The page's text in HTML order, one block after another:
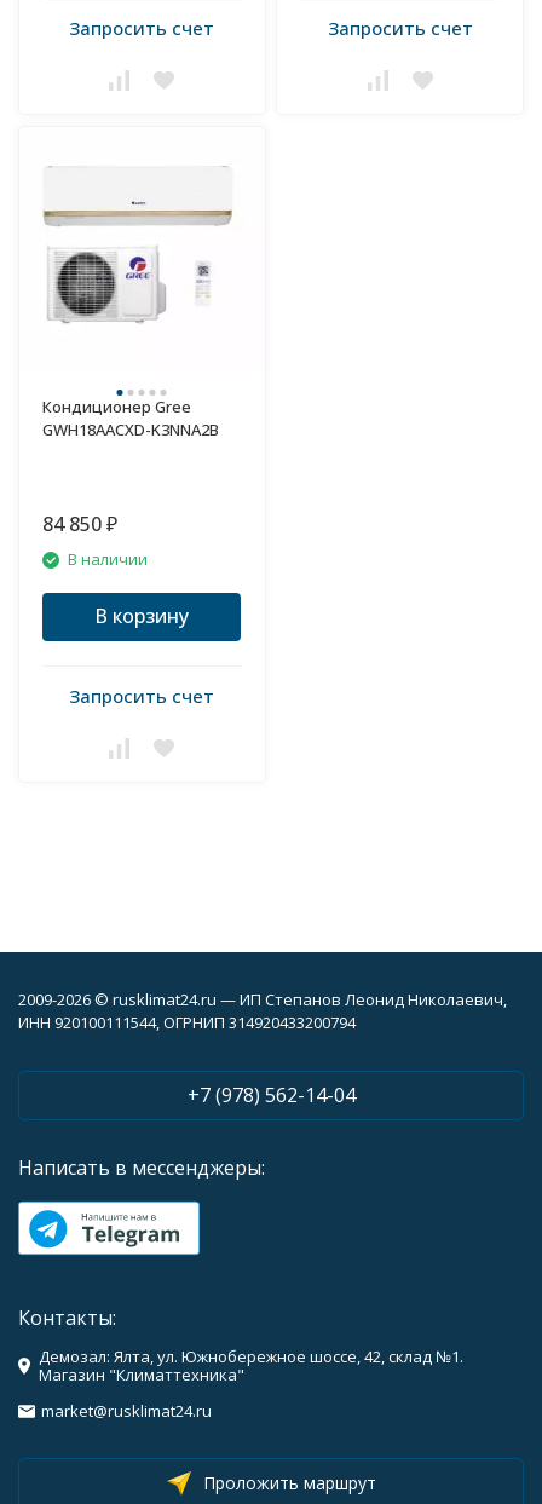
Запросить счет Запросить счет
Кондиционер Gree
GWH18AACXD-K3NNA2B
84 850 ₽
В наличии
В корзину
Запросить счет
2009-2026 © rusklimat24.ru — ИП Степанов Леонид Николаевич,
ИНН 920100111544, ОГРНИП 314920433200794
+7 (978) 562-14-04
Написать в мессенджеры:
Контакты:
Демозал: Ялта, ул. Южнобережное шоссе, 42, склад №1.
Магазин "Климаттехника"
market@rusklimat24.ru
Проложить маршрут